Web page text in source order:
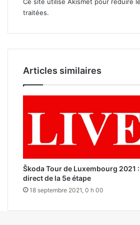
traitées.
Articles similaires
Škoda Tour de Luxembourg 2021
direct de la 5e étape
18 septembre 2021, 0 h 00